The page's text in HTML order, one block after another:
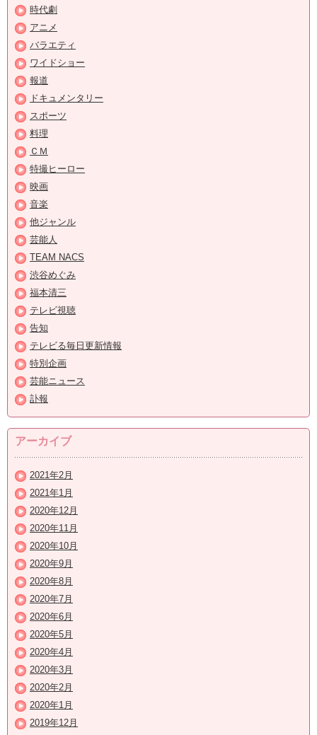
時代劇
アニメ
バラエティ
ワイドショー
報道
ドキュメンタリー
スポーツ
料理
ＣＭ
特撮ヒーロー
映画
音楽
他ジャンル
芸能人
TEAM NACS
渋谷めぐみ
福本清三
テレビ視聴
告知
テレビる毎日更新情報
特別企画
芸能ニュース
訃報
アーカイブ
2021年2月
2021年1月
2020年12月
2020年11月
2020年10月
2020年9月
2020年8月
2020年7月
2020年6月
2020年5月
2020年4月
2020年3月
2020年2月
2020年1月
2019年12月